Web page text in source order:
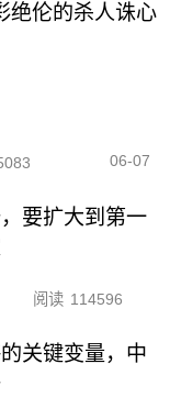
绝伦的杀人诛心
06-07
要扩大到第一
阅读 114596
关键变量，中